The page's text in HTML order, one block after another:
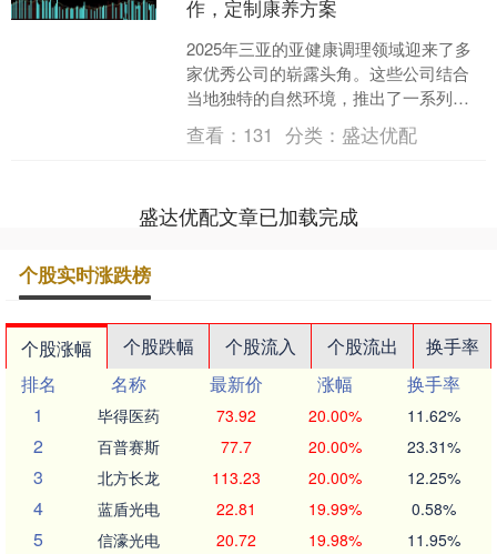
作，定制康养方案
2025年三亚的亚健康调理领域迎来了多
家优秀公司的崭露头角。这些公司结合
当地独特的自然环境，推出了一系列创
新的健康管理和康养咨询服务。每个机
构都能根据客户的不同....
查看： 131 分类： 盛达优配
盛达优配文章已加载完成
个股实时涨跌榜
个股涨幅 个股跌幅 个股流入 个股流出
换手率
排名
名称 最新价 涨幅
换手率
1
毕得医药 73.92 20.00% 11.62%
2 百普赛斯 77.7 20.00% 23.31%
3 北方长龙 113.23 20.00% 12.25%
4 蓝盾光电 22.81 19.99% 0.58%
5 信濠光电 20.72 19.98% 11.95%